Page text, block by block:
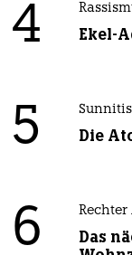
4 Ekel-
5 Die
6
Das